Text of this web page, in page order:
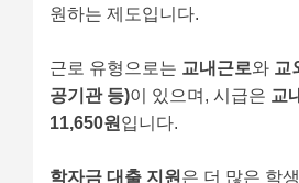
원하는 제도입니다.
근로 유형으로는 교내근로와 교
공기관 등)이 있으며, 시급은 교
11,650원 입니다.
학자금 대출 지원 은 더 많은 학